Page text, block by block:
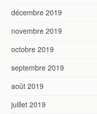
décembre 2019
novembre 2019
octobre 2019
septembre 2019
août 2019
juillet 2019